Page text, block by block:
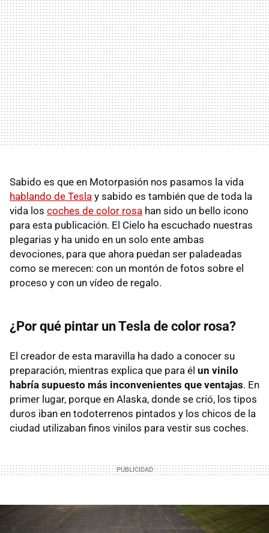
Sabido es que en Motorpasión nos pasamos la vida
hablando de Tesla y sabido es también que de toda la
vida los coches de color rosa han sido un bello icono
para esta publicación. El Cielo ha escuchado nuestras
plegarias y ha unido en un solo ente ambas
devociones, para que ahora puedan ser paladeadas
como se merecen: con un montón de fotos sobre el
proceso y con un vídeo de regalo.
¿Por qué pintar un Tesla de color rosa?
El creador de esta maravilla ha dado a conocer su
preparación, mientras explica que para él un vinilo
habría supuesto más inconvenientes que ventajas. En
primer lugar, porque en Alaska, donde se crió, los tipos
duros iban en todoterrenos pintados y los chicos de la
ciudad utilizaban finos vinilos para vestir sus coches.